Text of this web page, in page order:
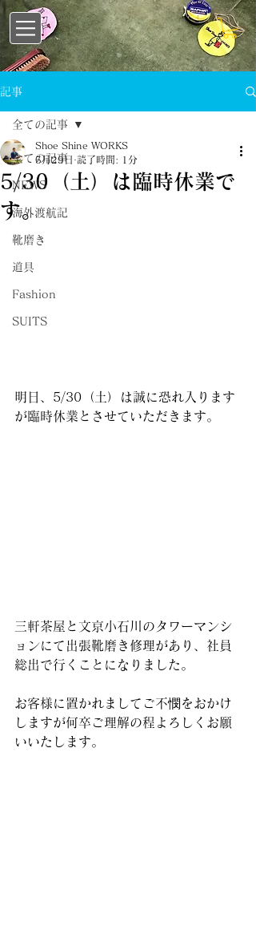
記事
全ての記事
NEWS
海外渡航記
靴磨き
道具
Fashion
SUITS
全ての記事
5/30（土）は臨時休業で
す。
Shoe Shine WORKS
5月29日 読了時間: 1分
明日、5/30（土）は誠に恐れ入ります
が臨時休業とさせていただきます。
三軒茶屋と文京小石川のタワーマンシ
ョンにて出張靴磨き修理があり、社員
総出で行くことになりました。
お客様に置かれましてご不憫をおかけ
しますが何卒ご理解の程よろしくお願
いいたします。